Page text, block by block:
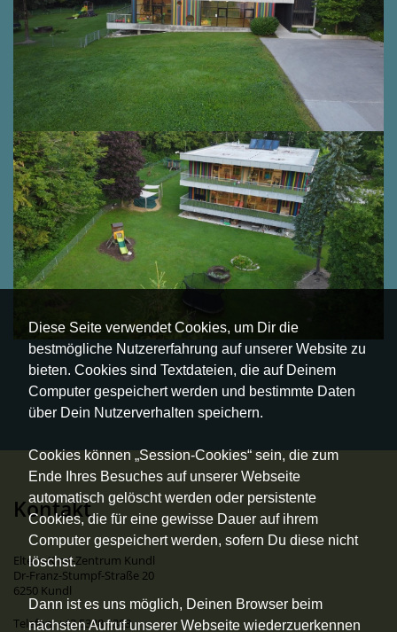
Diese Seite verwendet Cookies, um Dir die
bestmögliche Nutzererfahrung auf unserer Website zu
bieten. Cookies sind Textdateien, die auf Deinem
Computer gespeichert werden und bestimmte Daten
über Dein Nutzerverhalten speichern.
Cookies können „Session-Cookies“ sein, die zum
Ende Ihres Besuches auf unserer Webseite
automatisch gelöscht werden oder persistente
Cookies, die für eine gewisse Dauer auf ihrem
Computer gespeichert werden, sofern Du diese nicht
löschst.
Dann ist es uns möglich, Deinen Browser beim
nächsten Aufruf unserer Webseite wiederzuerkennen
Kontakt
Eltern-Kind-Zentrum Kundl
Dr-Franz-Stumpf-Straße 20
6250 Kundl
Telefon: +43 5338 6383